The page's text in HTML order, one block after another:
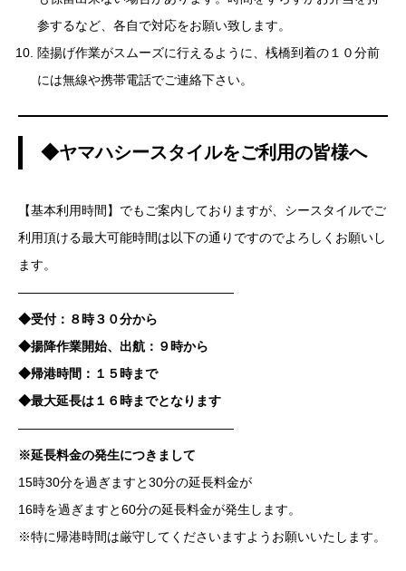
参するなど、各自で対応をお願い致します。
陸揚げ作業がスムーズに行えるように、桟橋到着の１０分前
には無線や携帯電話でご連絡下さい。
◆ヤマハシースタイルをご利用の皆様へ
【基本利用時間】でもご案内しておりますが、シースタイルでご
利用頂ける最大可能時間は以下の通りですのでよろしくお願いし
ます。
—————————————————
◆受付：８時３０分から
◆揚降作業開始、出航：９時から
◆帰港時間：１５時まで
◆最大延長は１６時までとなります
—————————————————
※延長料金の発生につきまして
15時30分を過ぎますと30分の延長料金が
16時を過ぎますと60分の延長料金が発生します。
※特に帰港時間は厳守してくださいますようお願いいたします。